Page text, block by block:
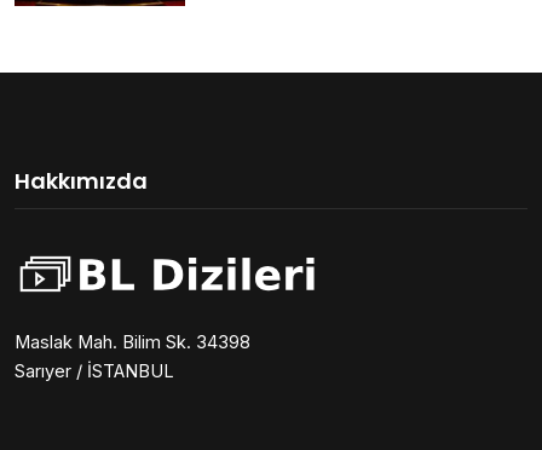
Hakkımızda
Maslak Mah. Bilim Sk. 34398
Sarıyer / İSTANBUL